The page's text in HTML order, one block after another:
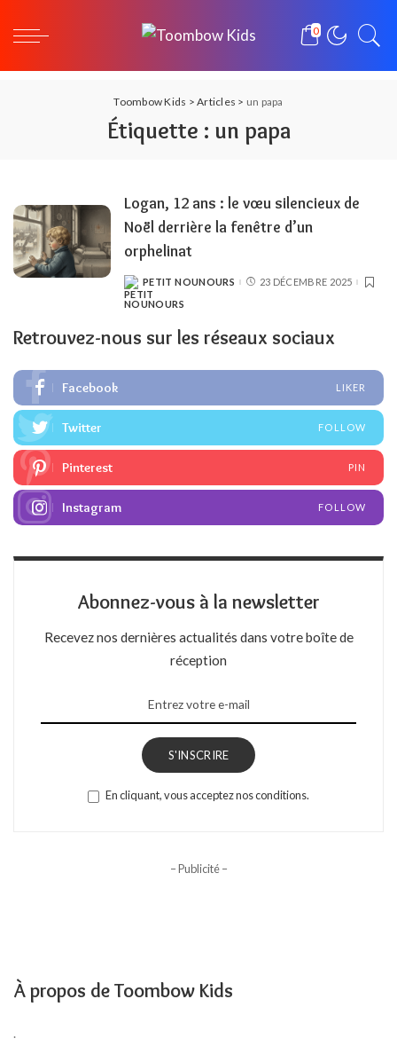
0
Toombow Kids >Articles > un papa
Étiquette : un papa
Logan, 12 ans : le vœu silencieux de
Noël derrière la fenêtre d’un
orphelinat
POSTED
BY
PETIT NOUNOURS 23 DÉCEMBRE 2025
Retrouvez-nous sur les réseaux sociaux
Facebook LIKER
Twitter FOLLOW
Pinterest PIN
Instagram FOLLOW
Abonnez-vous à la newsletter
Recevez nos dernières actualités dans votre boîte de
réception
S'INSCRIRE
En cliquant, vous acceptez nos conditions.
– Publicité –
À propos de Toombow Kids
.